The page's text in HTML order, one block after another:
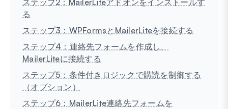
る
ステップ3：WPFormsとMailerLiteを接続する
ステップ4：連絡先フォームを作成し、
MailerLiteに接続する
ステップ5：条件付きロジックで購読を制御する
（オプション）
ステップ6：MailerLite連絡先フォームを